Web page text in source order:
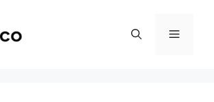
Menú